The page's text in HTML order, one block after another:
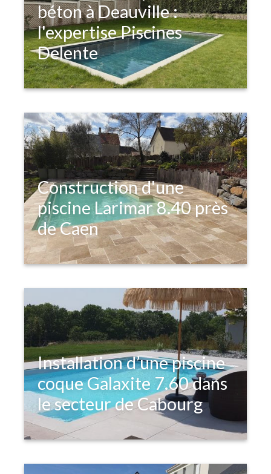
béton à Deauville :
l'expertise Piscines
Delente
Découvrez notre intervention
technique sur une piscine en béton à
Deauville : installation hydraulique
complète, traitement automatique au
sel et équipements de sécurité
connectés.
Construction d'une
piscine Larimar 8.40 près
de Caen
Découvrez la création d'un espace de
baignade élégant et spacieux à Rots,
au cœur du bassin caennais.
Installation d’une piscine
coque Galaxite 7.60 dans
le secteur de Cabourg